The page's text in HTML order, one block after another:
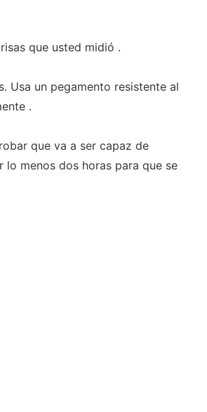
que usted midió .
Usa un pegamento resistente al
.
que va a ser capaz de
menos dos horas para que se